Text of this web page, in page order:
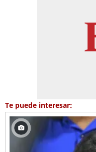
Te puede interesar: